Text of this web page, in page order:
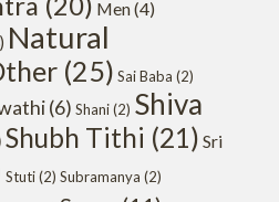
Men(4)
Natural
(25) Sai Baba (2)
(6) Shani(2) Shiva
Shubh Tithi (21) Sri
Stuti(2) Subramanya (2)